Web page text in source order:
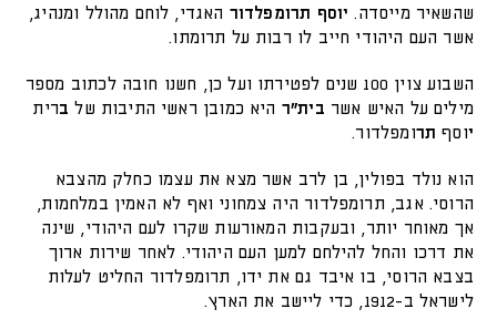
שהשאיר מייסדה. יוסף תרומפלדור האגדי, לוחם מהולל ומנהיג,
אשר העם היהודי חייב לו רבות על תרומתו.
השבוע צוין 100 שנים לפטירתו ועל כן, חשנו חובה לכתוב מספר
מילים על האיש אשר בית"ר היא כמובן ראשי התיבות של ברית
יוסף תרומפלדור.
הוא נולד בפולין, בן לרב אשר מצא את עצמו כחלק מהצבא
הרוסי. אגב, תרומפלדור היה צמחוני ואף לא האמין במלחמות,
אך מאוחר יותר, ובעקבות המאורעות שקרו לעם היהודי, שינה
את דרכו והחל להילחם למען העם היהודי. לאחר שירות ארוך
בצבא הרוסי, בו איבד גם את ידו, תרומפלדור החליט לעלות
לישראל ב-1912, כדי ליישב את הארץ.